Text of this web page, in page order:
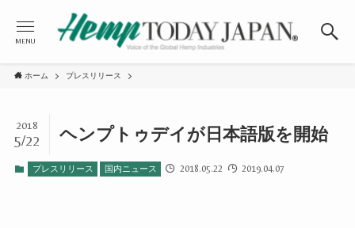
MENU
ホーム プレスリリース
ヘンプトゥデイが日本語版を開始
2018
5/22
プレスリリース 国内ニュース 2018.05.22 2019.04.07